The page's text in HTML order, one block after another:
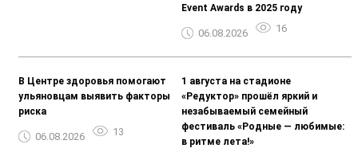
Event Awards в 2025 году
06.08.2026 16
В Центре здоровья помогают
ульяновцам выявить факторы
риска
06.08.2026 13
1 августа на стадионе
«Редуктор» прошёл яркий и
незабываемый семейный
фестиваль «Родные — любимые:
в ритме лета!»